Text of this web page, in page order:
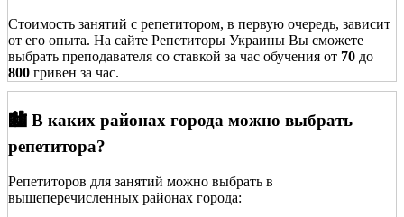
Стоимость занятий с репетитором, в первую очередь, зависит
от его опыта. На сайте Репетиторы Украины Вы сможете
выбрать преподавателя со ставкой за час обучения от 70 до
800 гривен за час.
🏙️ В каких районах города можно выбрать
репетитора?
Репетиторов для занятий можно выбрать в
вышеперечисленных районах города: